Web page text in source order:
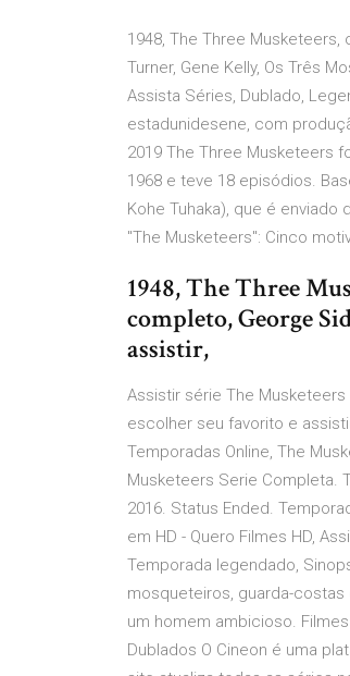
1948, The Three
Turner, Gene Kelly, Os Três
Assista Séries, Dublado,
estadunidesene, com
2019 The Three Musketeers
1968 e teve 18 episódios.
Kohe Tuhaka), que é
"The Musketeers": Cinco
1948, The Three
completo, George
assistir,
Assistir série The
escolher seu favorito e
Temporadas Online, The
Musketeers Serie Completa.
2016. Status Ended.
em HD - Quero Filmes HD,
Temporada legendado,
mosqueteiros, guarda-costas
um homem ambicioso.
Dublados O Cineon é uma